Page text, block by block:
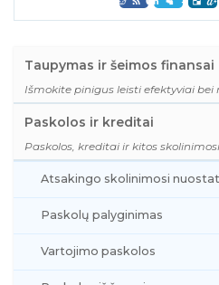
Taupymas ir šeimos finansai
Išmokite pinigus leisti efektyviai bei
Paskolos ir kreditai
Paskolos, kreditai ir kitos
Atsakingo skolinimosi
Paskolų palyginimas
Vartojimo paskolos